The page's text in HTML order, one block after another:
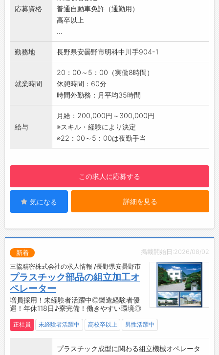
三協精密の製品ラインナップは、医療機器分野
と情報機器分野の2つのフィールドに大別され
ます。
■医療関連の精密プラスチック
人体・生命に関わる、衛生・安全性を最優先さ
療器具から、ヘルスケアにつながるパーツな
ど、三協精密が手がける製品は多岐にわたりま
す。
医師やナースの立場で設計され、患者さんの目
線に配慮した、さまざまな要求に万全に応えら
れるよう、精度やクリーン度を高め、また最新
情報機器、光学機器、時計、家電、自動車など
に使われる超精密なプラスチックパーツを多彩
に供給しております。カメラや携帯モバイルな
ど複雑な形状と細密な表面処理が問われる「外
だきます
・半年～1年間のOJTを通じて、段階的にスキル
を身につけていただきます
【募集背景】
・増産に伴う増員採用のため
・基本的に立ち作業になります♪
・夜勤のみ！
・日勤、夜勤の交替勤務希望者は相談可◎
・安曇野市内の別工場への異動の可能性あり
【働きやすい環境】
・社員同士のコミュニケーションはもちろん、
・年5日の有給取得はもちろん、ワークライフ
バランスを重視しています
・制服：上着のみ
◎建物内の上履きのみ、ご準備ください
・休憩室
・無料駐車場
・寮完備（会社徒歩圏内/空き状況要相談可）
【製品について】
三協精密の製品ラインナップは、医療機器分野
と情報機器分野の2つのフィールドに大別され
ます。
応募資格
普通自動車免許（通勤用）
高卒以上
...
勤務地 長野県安曇野市明科中川手904-1
就業時間
20：00～5：00（実働8時間）
休憩時間：60分
時間外勤務：月平均35時間
給与
月給：200,000円～300,000円
※スキル・経験により決定
※22：00～5：00は夜勤手当
この求人に応募する
気になる 詳細を見る
掲載開始日:2026/08/02
新着
三協精密株式会社の求人情報 /長野県安曇野市
プラスチック部品の組立加工オ
ペレーター
増員採用！未経験者活躍中◎製造経験者優
遇！年休118日♪寮完備！働きやすい環境◎
正社員 未経験者活躍中 高校卒以上 男性活躍中
プラスチック成型に関わる組立機械オペレータ